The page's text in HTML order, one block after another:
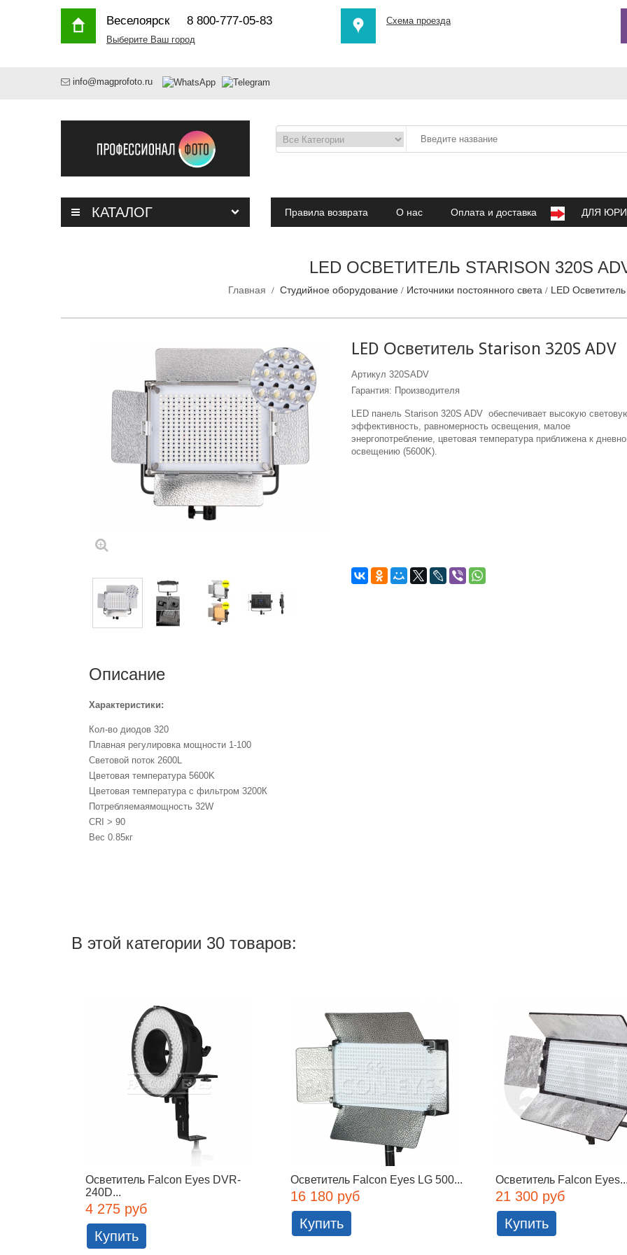
Веселоярск8 800-777-05-83
Выберите Ваш город
Схема проезда
info@magprofoto.ru
КАТАЛОГ Правила возврата О нас Оплата и доставка ДЛЯ
LED ОСВЕТИТЕЛЬ STARISON 320S
Главная Студийное оборудование Источники постоянного света LED
LED Осветитель Starison 320S ADV
Артикул 320SADV
Гарантия: Производителя
LED панель Starison 320S ADV обеспечивает высокую
эффективность, равномерность освещения, малое
энергопотребление, цветовая температура приближена к
освещению (5600K).
Описание
Характеристики:
Кол-во диодов 320
Плавная регулировка мощности 1-100
Световой поток 2600L
Цветовая температура 5600K
Цветовая температура с фильтром 3200К
Потребляемаямощность 32W
CRI > 90
Вес 0.85кг
В этой категории 30 товаров:
Осветитель Falcon Eyes DVR-
240D...
4 275 руб
Купить
Осветитель Falcon Eyes LG 500...
16 180 руб
Купить
Осветитель Falcon
21 300 руб
Купить